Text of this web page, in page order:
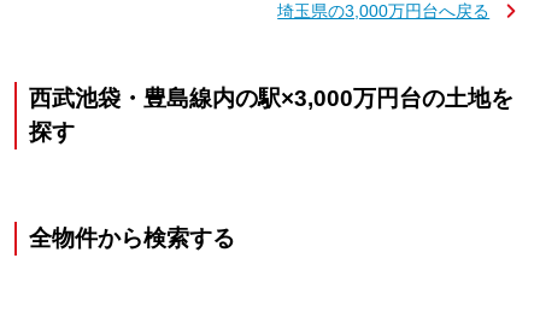
埼玉県の3,000万円台へ戻る
西武池袋・豊島線内の駅×3,000万円台の土地を
探す
全物件から検索する